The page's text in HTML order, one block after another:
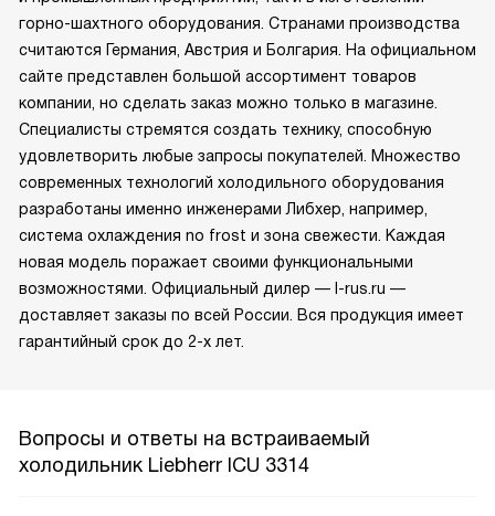
горно-шахтного оборудования. Странами производства
считаются Германия, Австрия и Болгария. На официальном
сайте представлен большой ассортимент товаров
компании, но сделать заказ можно только в магазине.
Специалисты стремятся создать технику, способную
удовлетворить любые запросы покупателей. Множество
современных технологий холодильного оборудования
разработаны именно инженерами Либхер, например,
система охлаждения no frost и зона свежести. Каждая
новая модель поражает своими функциональными
возможностями. Официальный дилер — l-rus.ru —
доставляет заказы по всей России. Вся продукция имеет
гарантийный срок до 2-х лет.
Вопросы и ответы на встраиваемый
холодильник Liebherr ICU 3314